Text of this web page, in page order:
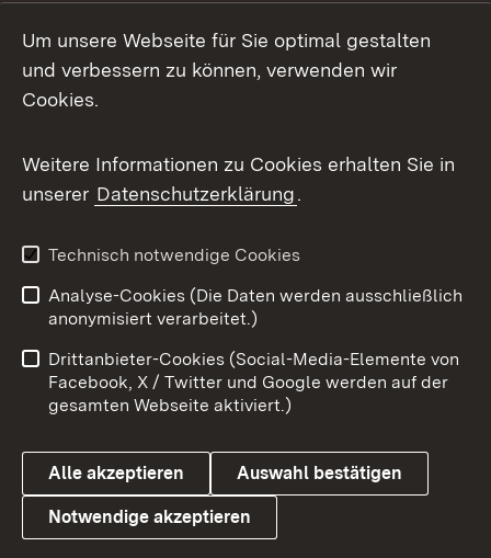
Facebook
X / Twitter
Youtube
Link zum Landesportal
Impressum
Kontakt
Barrierefreiheit
Datenschutz
Cookies
Um unsere Webseite für Sie optimal gestalten
und verbessern zu können, verwenden wir
Cookies.
Weitere Informationen zu Cookies erhalten Sie in
unserer Datenschutzerklärung.
Technisch notwendige Cookies
Analyse-Cookies (Die Daten werden ausschließlich
anonymisiert verarbeitet.)
Drittanbieter-Cookies (Social-Media-Elemente von
Facebook, X / Twitter und Google werden auf der
gesamten Webseite aktiviert.)
Alle akzeptieren Auswahl bestätigen
Notwendige akzeptieren